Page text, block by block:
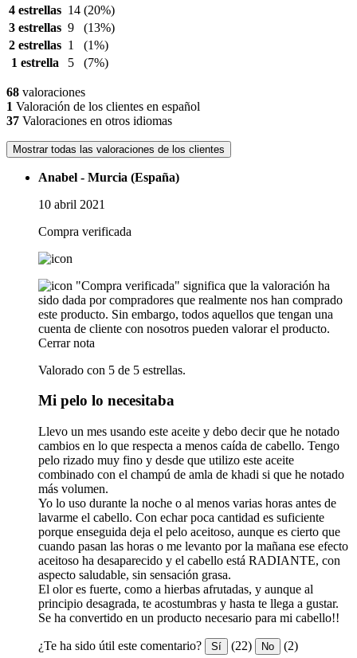
4 estrellas 14 (20%)
3 estrellas 9
(13%)
2 estrellas 1
(1%)
1 estrella
5 (7%)
68 valoraciones
1 Valoración de los clientes en español
37 Valoraciones en otros idiomas
Mostrar todas las valoraciones de los clientes
Anabel - Murcia (España)
10 abril 2021
Compra verificada
"Compra verificada" significa que la valoración ha
sido dada por compradores que realmente nos han comprado
este producto. Sin embargo, todos aquellos que tengan una
cuenta de cliente con nosotros pueden valorar el producto.
Cerrar nota
Valorado con 5 de 5 estrellas.
Mi pelo lo necesitaba
Llevo un mes usando este aceite y debo decir que he notado
cambios en lo que respecta a menos caída de cabello. Tengo
pelo rizado muy fino y desde que utilizo este aceite
combinado con el champú de amla de khadi si que he notado
más volumen.
Yo lo uso durante la noche o al menos varias horas antes de
lavarme el cabello. Con echar poca cantidad es suficiente
porque enseguida deja el pelo aceitoso, aunque es cierto que
cuando pasan las horas o me levanto por la mañana ese efecto
aceitoso ha desaparecido y el cabello está RADIANTE, con
aspecto saludable, sin sensación grasa.
El olor es fuerte, como a hierbas afrutadas, y aunque al
principio desagrada, te acostumbras y hasta te llega a gustar.
Se ha convertido en un producto necesario para mi cabello!!
¿Te ha sido útil este comentario? Sí (22) No (2)